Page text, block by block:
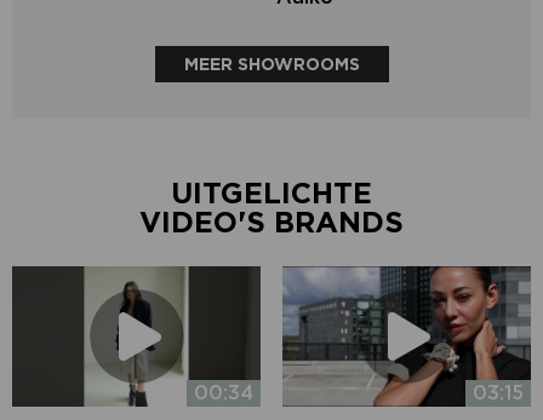
MEER SHOWROOMS
UITGELICHTE
VIDEO'S BRANDS
00:34
03:15